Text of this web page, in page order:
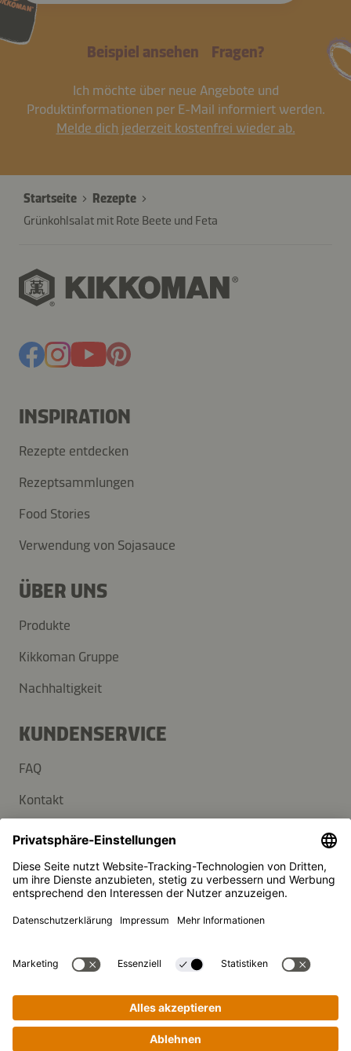
Beispiel ansehen Fragen?
Ich möchte über neue Angebote und
Produktinformationen per E-Mail informiert werden.
Melde dich jederzeit kostenfrei wieder ab.
Startseite
Rezepte
Grünkohlsalat mit Rote Beete und Feta
INSPIRATION
Rezepte entdecken
Rezeptsammlungen
Food Stories
Verwendung von Sojasauce
ÜBER UNS
Produkte
Kikkoman Gruppe
Nachhaltigkeit
KUNDENSERVICE
FAQ
Kontakt
Newsletter
Presse
Kikkoman ist ein eingetragenes Warenzeichen der Kikkoman
© Kikkoman Trading Europe GmbH 2023 – 2026
Theodorstraße 180, 40472 Düsseldorf, Germany
Privatsphäre-Einstellungen
Impressum
Datenschutzerklärung